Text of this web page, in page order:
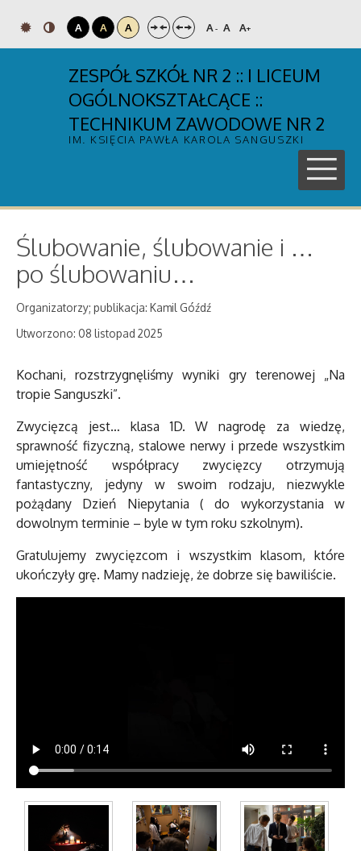
A A A A- A A+
ZESPÓŁ SZKÓŁ NR 2 :: I LICEUM
OGÓLNOKSZTAŁCĄCE ::
TECHNIKUM ZAWODOWE NR 2
IM. KSIĘCIA PAWŁA KAROLA SANGUSZKI
Ślubowanie, ślubowanie i …
po ślubowaniu…
Organizatorzy; publikacja: Kamil Góźdź
Utworzono: 08 listopad 2025
Kochani, rozstrzygnęliśmy wyniki gry terenowej „Na
tropie Sanguszki”.
Zwycięzcą jest… klasa 1D. W nagrodę za wiedzę,
sprawność fizyczną, stalowe nerwy i przede wszystkim
umiejętność współpracy zwycięzcy otrzymują
fantastyczny, jedyny w swoim rodzaju, niezwykle
pożądany Dzień Niepytania ( do wykorzystania w
dowolnym terminie – byle w tym roku szkolnym).
Gratulujemy zwycięzcom i wszystkim klasom, które
ukończyły grę. Mamy nadzieję, że dobrze się bawiliście.